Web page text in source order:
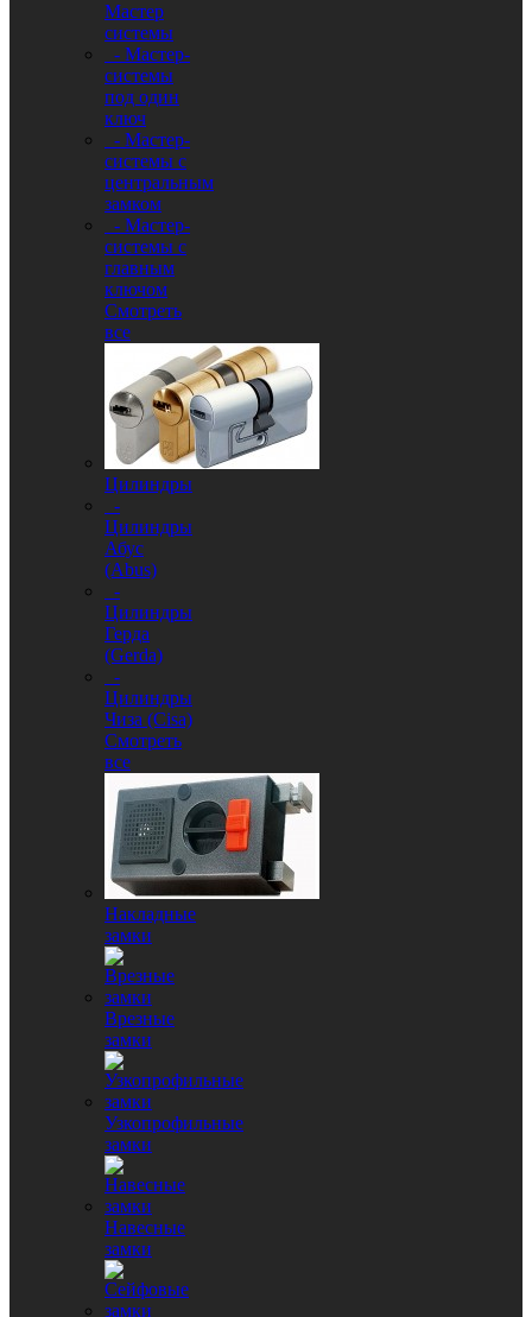
Мастер
системы
- Мастер-
системы
под один
ключ
- Мастер-
системы с
центральным
замком
- Мастер-
системы с
главным
ключом
Смотреть
все
Цилиндры
-
Цилиндры
Абус
(Abus)
-
Цилиндры
Герда
(Gerda)
-
Цилиндры
Чиза (Cisa)
Смотреть
все
Накладные
замки
Врезные
замки
Узкопрофильные
замки
Навесные
замки